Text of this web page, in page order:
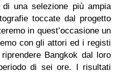
una selezione più ampia
toccate dal progetto
in quest’occasione un
con gli attori ed i registi
Bangkok dal loro
di sei ore. I risultati